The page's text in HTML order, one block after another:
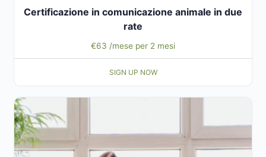
Certificazione in comunicazione animale in due
rate
€63 /mese per 2 mesi
SIGN UP NOW